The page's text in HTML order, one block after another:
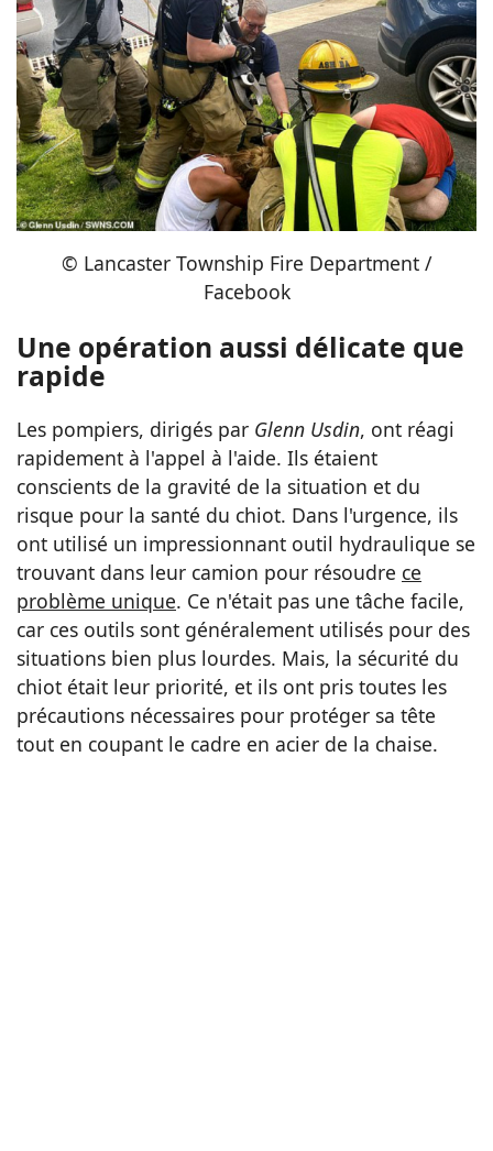
© Lancaster Township Fire Department /
Facebook
Une opération aussi délicate que
rapide
Les pompiers, dirigés par Glenn Usdin, ont réagi
rapidement à l'appel à l'aide. Ils étaient
conscients de la gravité de la situation et du
risque pour la santé du chiot. Dans l'urgence, ils
ont utilisé un impressionnant outil hydraulique se
trouvant dans leur camion pour résoudre ce
problème unique. Ce n'était pas une tâche facile,
car ces outils sont généralement utilisés pour des
situations bien plus lourdes. Mais, la sécurité du
chiot était leur priorité, et ils ont pris toutes les
précautions nécessaires pour protéger sa tête
tout en coupant le cadre en acier de la chaise.